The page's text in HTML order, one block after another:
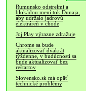
Rumunsko odstrelmi a
blokádou mení tok Dunaja,
aby udržalo jadrovú
elektráreň v chode
Joj Play výrazne zdražuje
Chrome sa bude
aktualizovať dvakrát
týždenne, v budúcnosti sa
bude aktualizovať bez
reštartov
Slovensko.sk má opäť
technické problémy